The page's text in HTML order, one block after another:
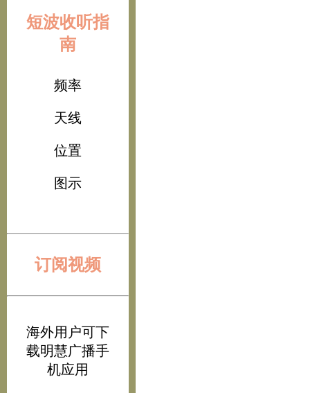
短波收听指
南
频率
天线
位置
图示
订阅视频
海外用户可下
载明慧广播手
机应用